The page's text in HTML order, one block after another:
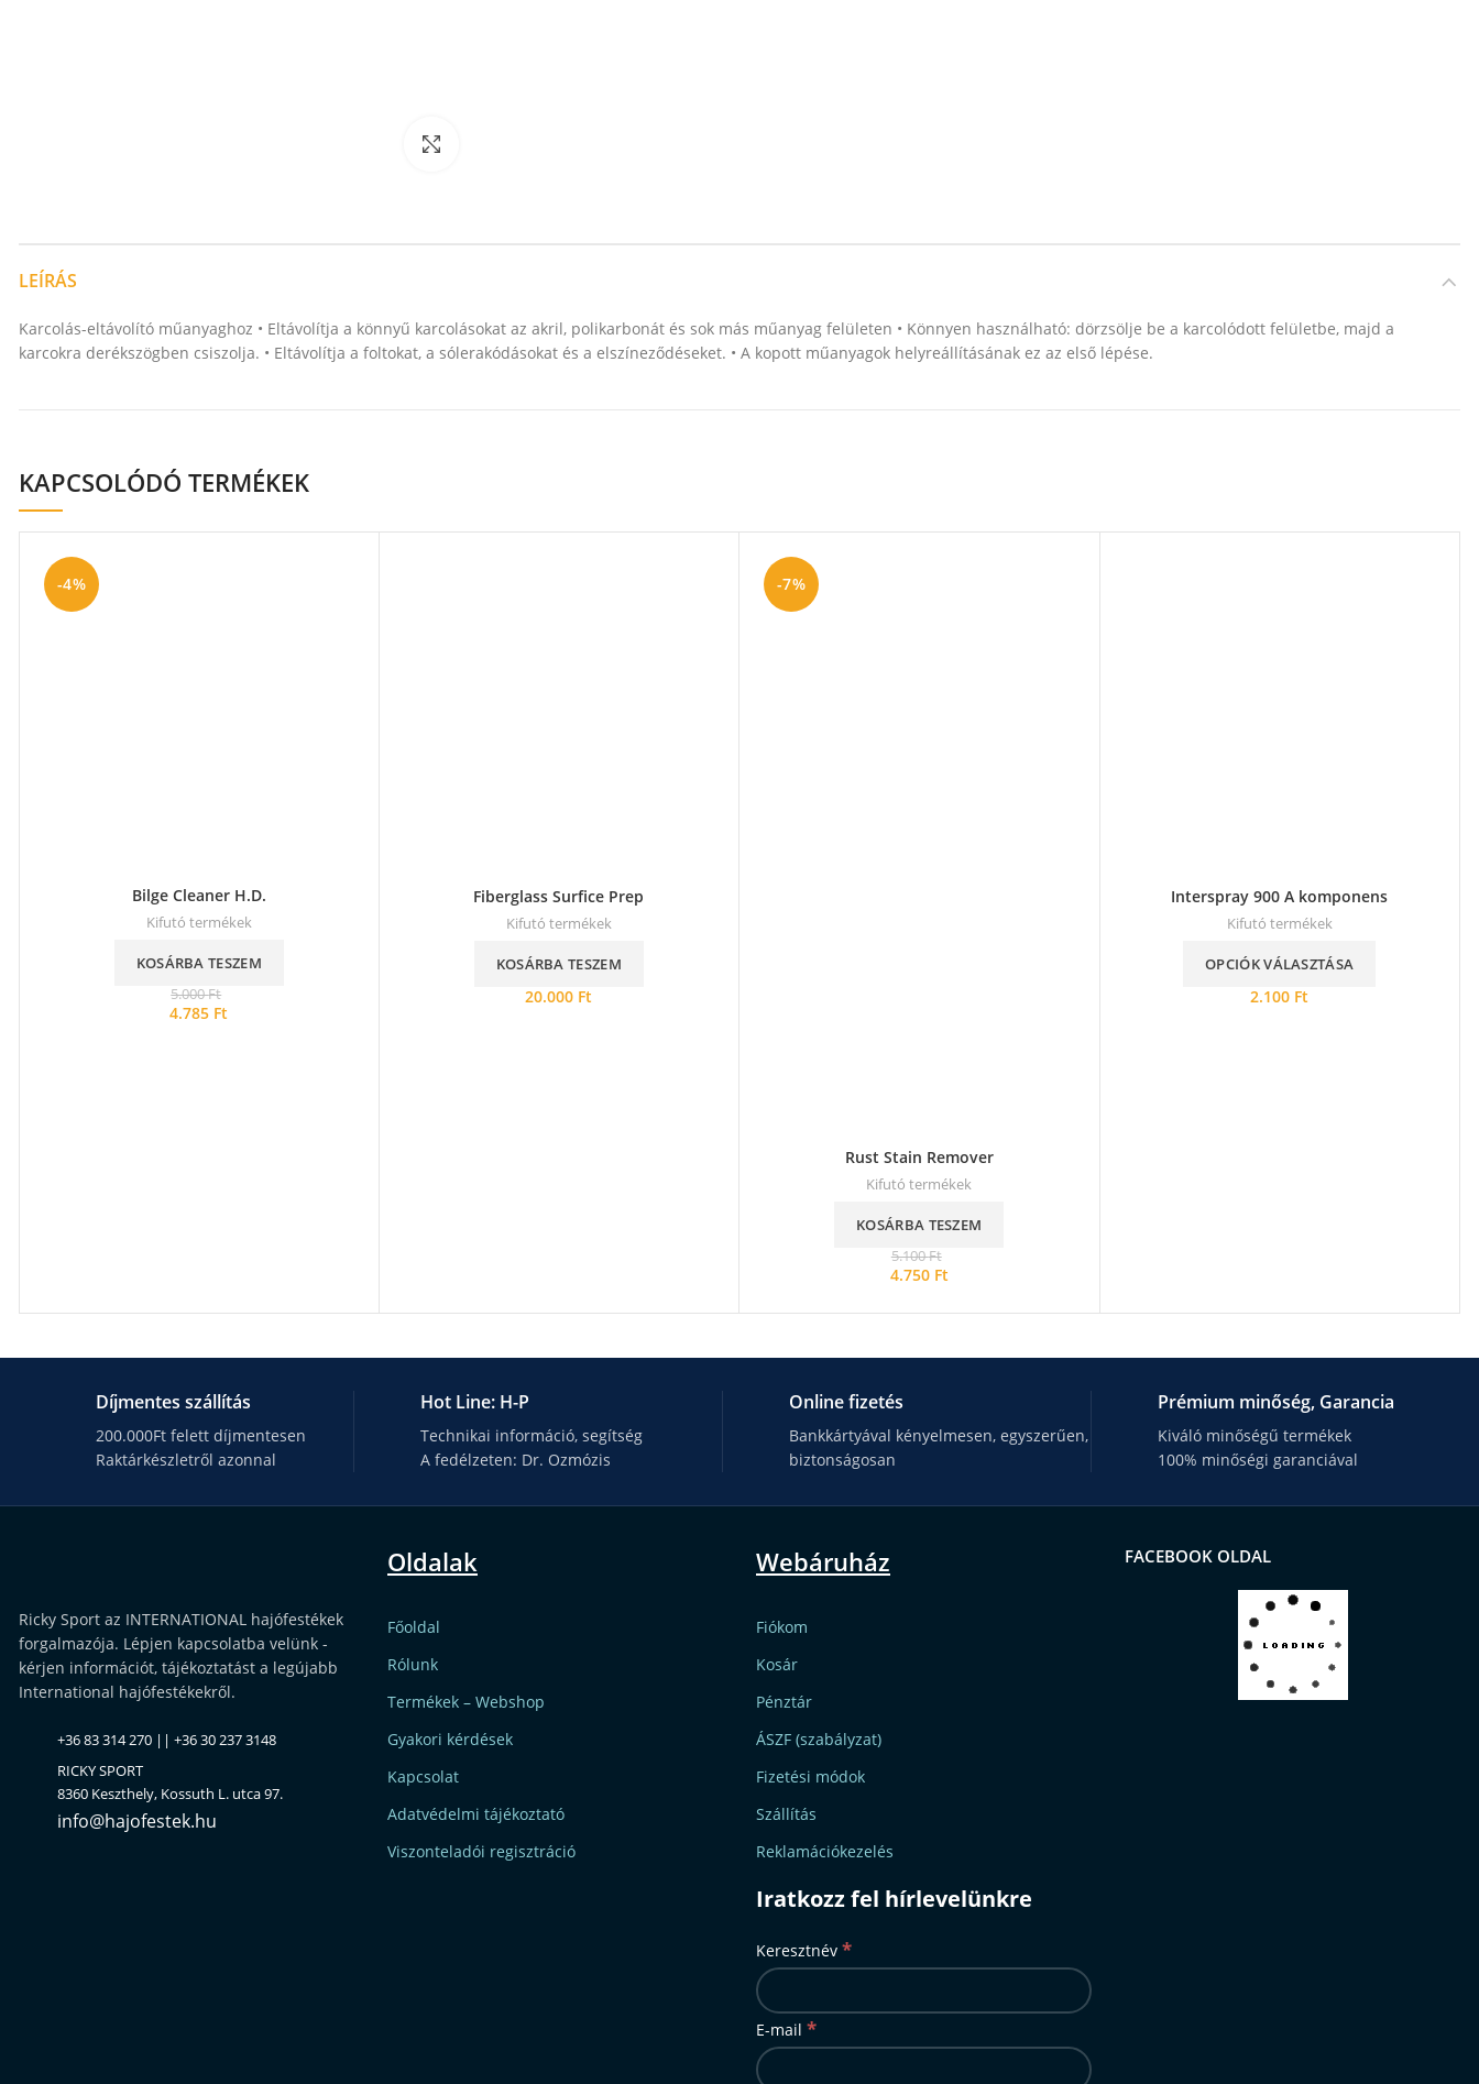
LEÍRÁS
Karcolás-eltávolító műanyaghoz • Eltávolítja a könnyű karcolásokat az akril, polikarbonát és sok más műanyag felületen • Könnyen használható: dörzsölje be a karcolódott felületbe, majd a
karcokra derékszögben csiszolja. • Eltávolítja a foltokat, a sólerakódásokat és a elszíneződéseket. • A kopott műanyagok helyreállításának ez az első lépése.
KAPCSOLÓDÓ TERMÉKEK
-4%
Bilge Cleaner H.D.
Kifutó termékek
5.000Ft
4.785 Ft
KOSÁRBA TESZEM
Fiberglass Surfice Prep
Kifutó termékek
20.000 Ft
KOSÁRBA TESZEM
-7%
Rust Stain Remover
Kifutó termékek
5.100Ft
4.750 Ft
KOSÁRBA TESZEM
Interspray 900 A komponens
Kifutó termékek
2.100 Ft
OPCIÓK VÁLASZTÁSA
Díjmentes szállítás
200.000Ft felett díjmentesen
Raktárkészletről azonnal
Hot Line: H-P
Technikai információ, segítség
A fedélzeten: Dr. Ozmózis
Online fizetés
Bankkártyával kényelmesen, egyszerűen,
biztonságosan
Prémium minőség, Garancia
Kiváló minőségű termékek
100% minőségi garanciával
Ricky Sport az INTERNATIONAL hajófestékek
forgalmazója. Lépjen kapcsolatba velünk -
kérjen információt, tájékoztatást a legújabb
International hajófestékekről.
+36 83 314 270 || +36 30 237 3148
RICKY SPORT
8360 Keszthely, Kossuth L. utca 97.
info@hajofestek.hu
Oldalak
Főoldal
Rólunk
Termékek – Webshop
Gyakori kérdések
Kapcsolat
Adatvédelmi tájékoztató
Viszonteladói regisztráció
Webáruház
Fiókom
Kosár
Pénztár
ÁSZF (szabályzat)
Fizetési módok
Szállítás
Reklamációkezelés
Iratkozz fel hírlevelünkre
Keresztnév *
E-mail *
FACEBOOK OLDAL